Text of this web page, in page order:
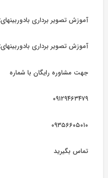
آموزش تصویر برداری بادوربینهایDSLR قسمت سوم
آموزش تصویر برداری بادوربینهایDSLR قسمت چهارم
جهت مشاوره رایگان با شماره
۰۹۱۲۹۴۶۳۴۷۹
۰۹۳۵۶۶۰۵۰۱۰
تماس بگیرید